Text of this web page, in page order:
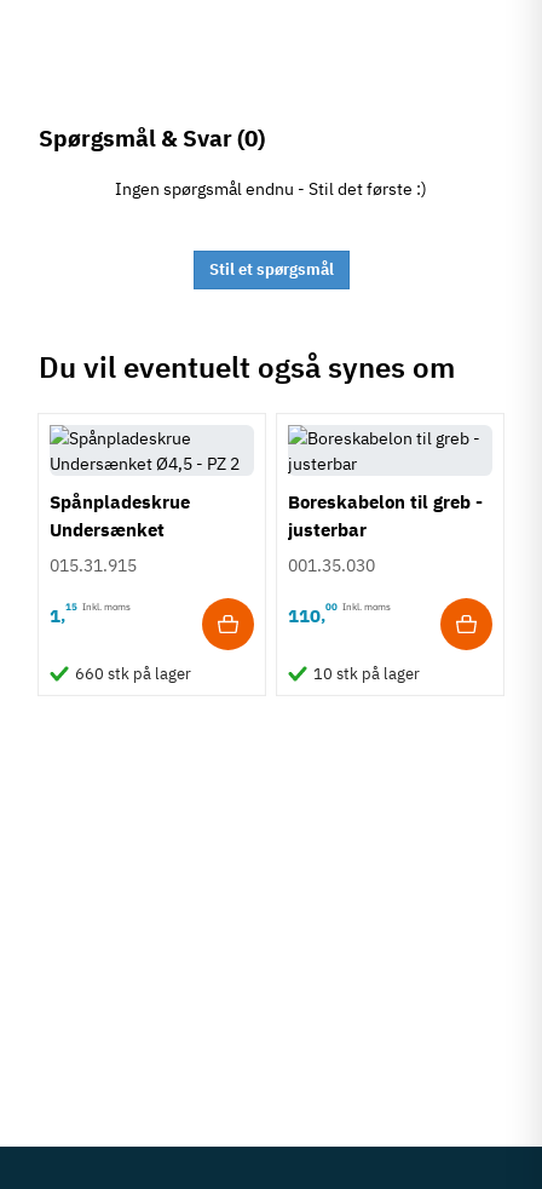
Spørgsmål & Svar(0)
Ingen spørgsmål endnu - Stil det første :)
Stil et spørgsmål
Du vil eventuelt også synes om
Spånpladeskrue
Undersænket
Fuldgevind Ø4,5 - PZ2
015.31.915
1,15 Inkl. moms
660 stk på lager
Boreskabelon til greb -
justerbar
001.35.030
110,00 Inkl. moms
10 stk på lager